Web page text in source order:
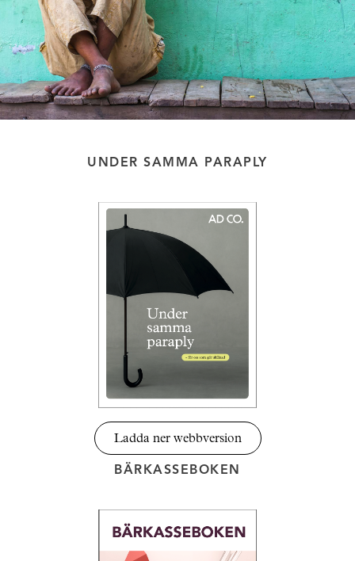
UNDER SAMMA PARAPLY
Ladda ner webbversion
BÄRKASSEBOKEN